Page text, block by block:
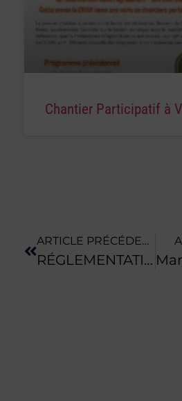
Chantier Participatif à
ARTICLE PRÉCÉDENT
RÉGLEMENTATION | Aire D’exercice Des Veaux Laitiers En Phase Lactée